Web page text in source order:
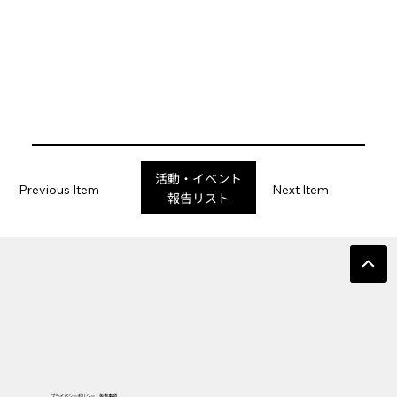
Previous Item Next Item
活動・イベント
報告リスト